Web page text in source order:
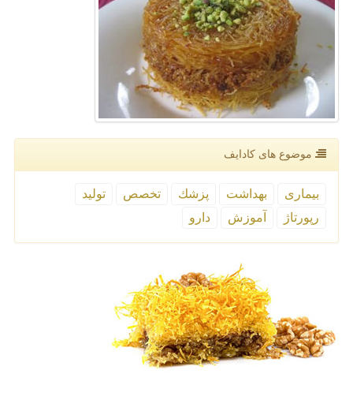
موضوع های كادایف
بیماری بهداشت پزشك تخصص
تولید
رپورتاژ
آموزش دارو